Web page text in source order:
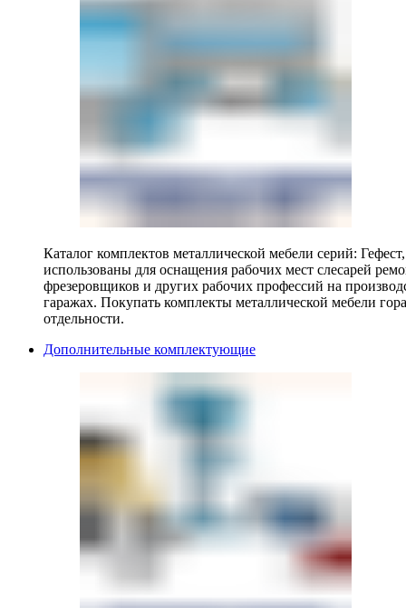
Каталог комплектов металлической мебели серий:
использованы для оснащения рабочих мест слесарей
фрезеровщиков и других рабочих профессий на
гаражах. Покупать комплекты металлической мебели
отдельности.
Дополнительные комплектующие